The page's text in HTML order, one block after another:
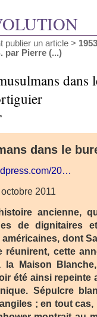
publier un article >
par Pierre (...)
dans
dans le
20…
2011
ancienne,
de dignitaires
dont
réunirent, cette
la Maison
été ainsi repeinte
Sépulcre
; en tout cas,